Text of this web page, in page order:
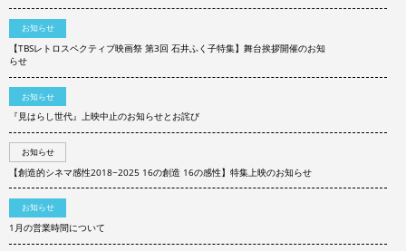
お知らせ
【TBSレトロスペクティブ映画祭 第3回 石井ふく子特集】舞台挨拶開催のお知
らせ
お知らせ
『見はらし世代』上映中止のお知らせとお詫び
お知らせ
【創造的シネマ感性2018−2025 16の創造 16の感性】特集上映のお知らせ
お知らせ
1月の営業時間について